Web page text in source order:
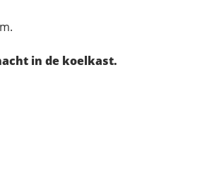
in de koelkast.